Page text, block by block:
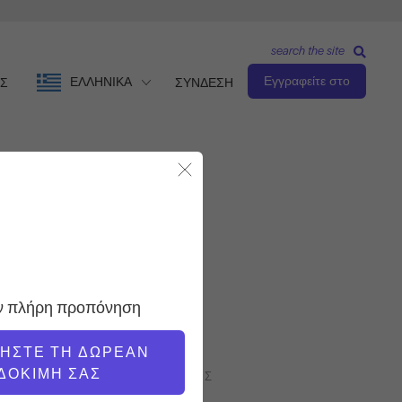
ΕΛΛΗΝΙΚΆ ΣΥΝΔΕΣΗ Εγγραφείτε στο
search the site
πλήρη προπόνηση
ΤΗ ΔΩΡΕΆΝ
ΣΑΣ
ΔΆΣΚΑΛΟΣ
Kira Lamb
ΤΑΧΎΤΗΤΑ ΠΡΟΠΌΝΗΣΗΣ